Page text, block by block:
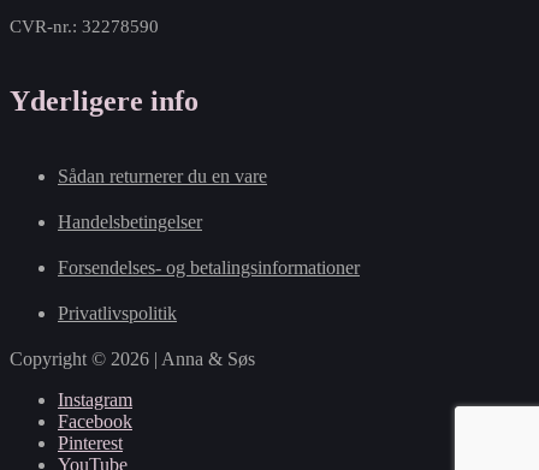
CVR-nr.: 32278590
Yderligere info
Sådan returnerer du en vare
Handelsbetingelser
Forsendelses- og betalingsinformationer
Privatlivspolitik
Copyright © 2026 | Anna & Søs
Instagram
Facebook
Pinterest
YouTube